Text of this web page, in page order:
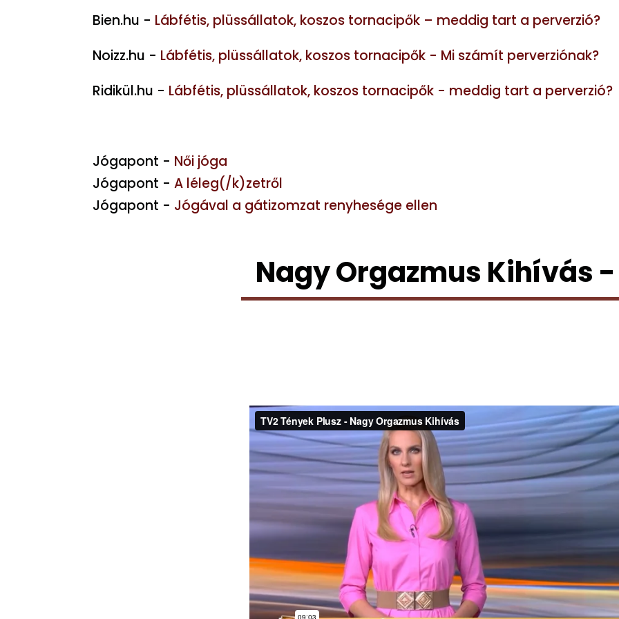
Bien.hu - Lábfétis, plüssállatok, koszos tornacipők – meddig tart a perverzió?
Noizz.hu - Lábfétis, plüssállatok, koszos tornacipők - Mi számít perverziónak?
Ridikül.hu - Lábfétis, plüssállatok, koszos tornacipők - meddig tart a perverzió?
Jógapont - Női jóga
Jógapont -A léleg(/k)zetről
Jógapont - Jógával a gátizomzat renyhesége ellen
Nagy Orgazmus Kihívás -